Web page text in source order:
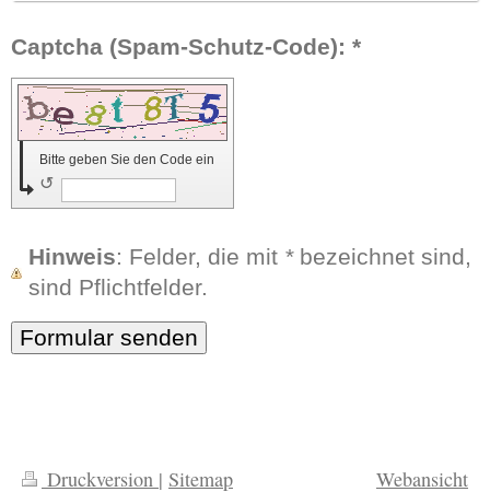
Captcha (Spam-Schutz-Code): *
Bitte geben Sie den Code ein
↺
Hinweis : Felder, die mit *bezeichnet sind,
sind Pflichtfelder.
Druckversion | Sitemap Webansicht